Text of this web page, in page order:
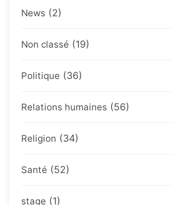
News (2)
Non classé (19)
Politique (36)
Relations humaines (56)
Religion (34)
Santé (52)
stage (1)